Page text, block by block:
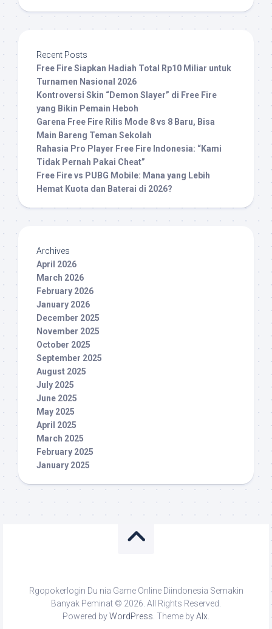
Recent Posts
Free Fire Siapkan Hadiah Total Rp10 Miliar untuk
Turnamen Nasional 2026
Kontroversi Skin “Demon Slayer” di Free Fire
yang Bikin Pemain Heboh
Garena Free Fire Rilis Mode 8 vs 8 Baru, Bisa
Main Bareng Teman Sekolah
Rahasia Pro Player Free Fire Indonesia: “Kami
Tidak Pernah Pakai Cheat”
Free Fire vs PUBG Mobile: Mana yang Lebih
Hemat Kuota dan Baterai di 2026?
Archives
April 2026
March 2026
February 2026
January 2026
December 2025
November 2025
October 2025
September 2025
August 2025
July 2025
June 2025
May 2025
April 2025
March 2025
February 2025
January 2025
Rgopokerlogin Du nia Game Online Diindonesia Semakin
Banyak Peminat © 2026. All Rights Reserved.
Powered byWordPress . Theme byAlx